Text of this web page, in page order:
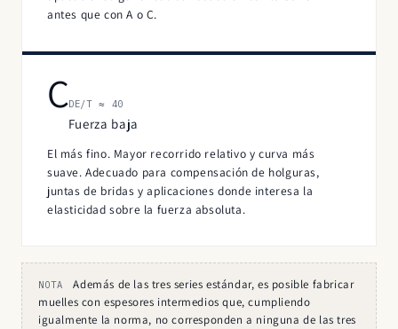
antes que con A o C.
CDE/T ≈ 40
Fuerza baja
El más fino. Mayor recorrido relativo y curva más
suave. Adecuado para compensación de holguras,
juntas de bridas y aplicaciones donde interesa la
elasticidad sobre la fuerza absoluta.
NOTA
Además de las tres series estándar, es posible fabricar
muelles con espesores intermedios que, cumpliendo
igualmente la norma, no corresponden a ninguna de las tres